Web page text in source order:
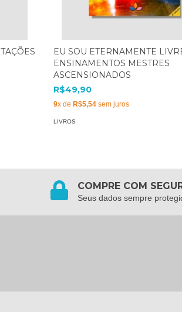
EU SOU ETERNAMENTE
ENSINAMENTOS MESTRES
ASCENSIONADOS
R$49,90
9x de R$5,54 sem juros
LIVROS
COMPRE COM
Seus dados sempre